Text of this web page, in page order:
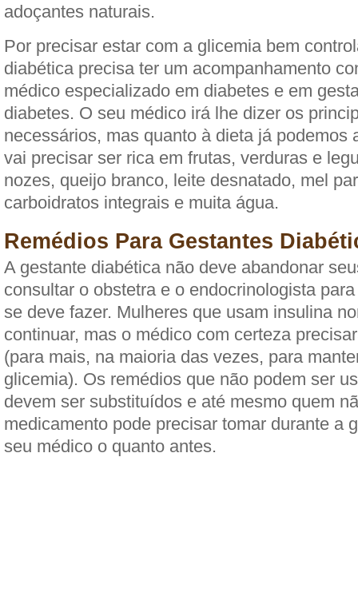
adoçantes naturais.
Por precisar estar com a glicemia bem
diabética precisa ter um acompanhamento
médico especializado em diabetes e em
diabetes. O seu médico irá lhe dizer os
necessários, mas quanto à dieta já podemos
vai precisar ser rica em frutas, verduras e
nozes, queijo branco, leite desnatado, mel
carboidratos integrais e muita água.
Remédios Para Gestantes
A gestante diabética não deve abandonar
consultar o obstetra e o endocrinologista
se deve fazer. Mulheres que usam insulina
continuar, mas o médico com certeza
(para mais, na maioria das vezes, para
glicemia). Os remédios que não podem ser
devem ser substituídos e até mesmo quem
medicamento pode precisar tomar durante a
seu médico o quanto antes.